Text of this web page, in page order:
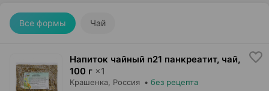
Все формы Чай
Напиток чайный n21 панкреатит, чай,
100 г ×1
Крашенка , Россия • без рецепта